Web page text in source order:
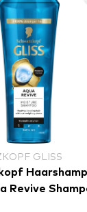
GLISS
Revive